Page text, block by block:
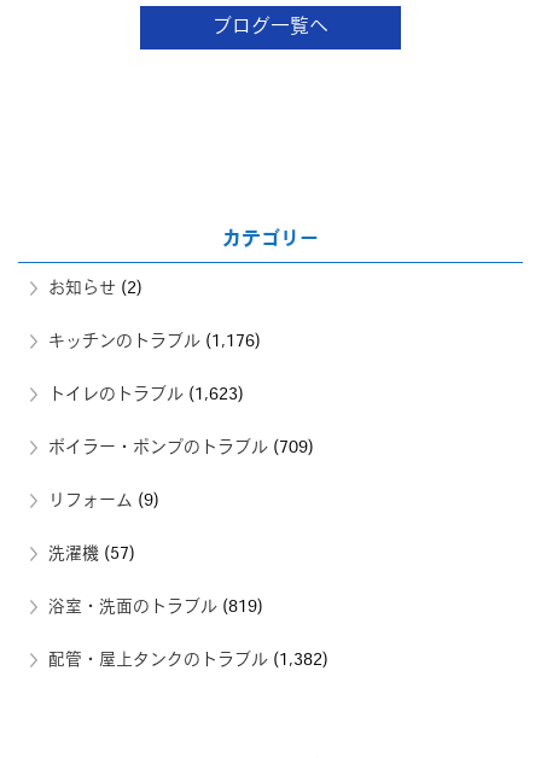
ブログ一覧へ
カテゴリー
お知らせ (2)
キッチンのトラブル (1,176)
トイレのトラブル (1,623)
ボイラー・ポンプのトラブル (709)
リフォーム (9)
洗濯機 (57)
浴室・洗面のトラブル (819)
配管・屋上タンクのトラブル (1,382)